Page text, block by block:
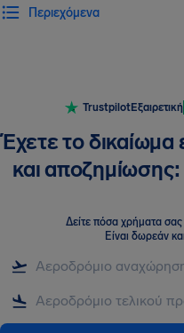
Περιεχόμενα
TrustpilotΕξαιρετική
Έχετε το
και
Δείτε πόσα χρήματα σας
Είναι δωρεάν